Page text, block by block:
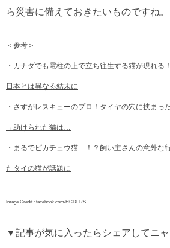
ら災害に備えておきたいものですね。
＜参考＞
・ カナダでも電柱の上で立ち往生する猫が現れる
日本とは異なる結末に
・ さすがレスキューのプロ！タイヤの穴に挟まっ
→助けられた猫は…
・ まるでピカチュウ猫…！？飼い主さんの意外な
たタイの猫が話題に
Image Credit : facebook.com/HCDFRS
▼記事が気に入ったらシェアしてニ